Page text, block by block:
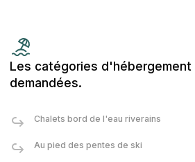
Les catégories d'hébergement
demandées.
Chalets bord de l'eau riverains
Au pied des pentes de ski